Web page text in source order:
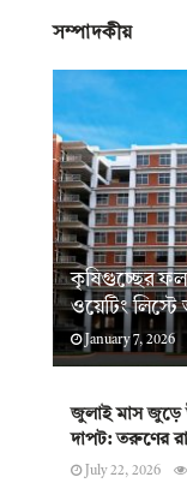
সম্পাদকীয়
কৃষিগুচ্ছের
ওয়েটিং
January 7, 2026
জুলাই মাস জুড়ে
দাপট: তরুণের
July 22, 2026